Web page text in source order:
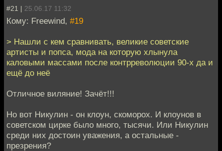
#21 | 25.06.17 11:32
Кому: Freewind, #19
> Нашли с кем сравнивать, великие советские
артисты и попса, мода на которую хлынула
каловыми массами после контрреволюции 90-х да и
ещё до неё
Отличное виляние! Зачёт!!!
Но вот Никулин - он клоун, скоморох. И клоунов в
советском цирке было много, тысячи. Или Никулин
среди них достоин уважения, а остальные -
презрения?